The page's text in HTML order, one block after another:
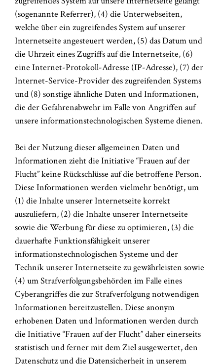
(sogenannte Referrer), (4) die Unterwebseiten,
welche über ein zugreifendes System auf unserer
Internetseite angesteuert werden, (5) das Datum und
die Uhrzeit eines Zugriffs auf die Internetseite, (6)
eine Internet-Protokoll-Adresse (IP-Adresse), (7) der
Internet-Service-Provider des zugreifenden Systems
und (8) sonstige ähnliche Daten und Informationen,
die der Gefahrenabwehr im Falle von Angriffen auf
unsere informationstechnologischen Systeme dienen.
Bei der Nutzung dieser allgemeinen Daten und
Informationen zieht die Initiative “Frauen auf der
Flucht” keine Rückschlüsse auf die betroffene Person.
Diese Informationen werden vielmehr benötigt, um
(1) die Inhalte unserer Internetseite korrekt
auszuliefern, (2) die Inhalte unserer Internetseite
sowie die Werbung für diese zu optimieren, (3) die
dauerhafte Funktionsfähigkeit unserer
informationstechnologischen Systeme und der
Technik unserer Internetseite zu gewährleisten sowie
(4) um Strafverfolgungsbehörden im Falle eines
Cyberangriffes die zur Strafverfolgung notwendigen
Informationen bereitzustellen. Diese anonym
erhobenen Daten und Informationen werden durch
die Initiative “Frauen auf der Flucht” daher einerseits
statistisch und ferner mit dem Ziel ausgewertet, den
Datenschutz und die Datensicherheit in unserem